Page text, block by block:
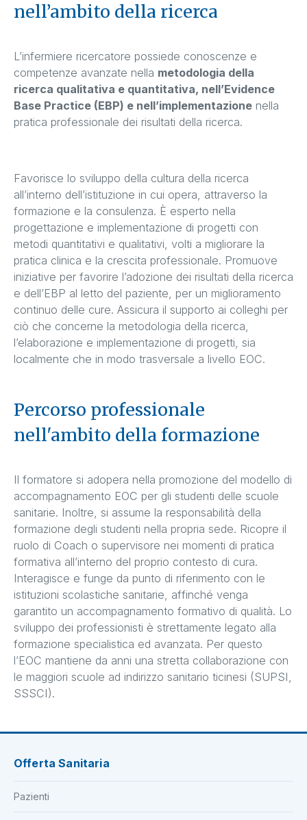
nell’ambito della ricerca
L’infermiere ricercatore possiede conoscenze e
competenze avanzate nella metodologia della
ricerca qualitativa e quantitativa, nell’Evidence
Base Practice (EBP) e nell’implementazione nella
pratica professionale dei risultati della ricerca.
Favorisce lo sviluppo della cultura della ricerca
all’interno dell’istituzione in cui opera, attraverso la
formazione e la consulenza. È esperto nella
progettazione e implementazione di progetti con
metodi quantitativi e qualitativi, volti a migliorare la
pratica clinica e la crescita professionale. Promuove
iniziative per favorire l’adozione dei risultati della ricerca
e dell’EBP al letto del paziente, per un miglioramento
continuo delle cure. Assicura il supporto ai colleghi per
ciò che concerne la metodologia della ricerca,
l’elaborazione e implementazione di progetti, sia
localmente che in modo trasversale a livello EOC.
Percorso professionale
nell'ambito della formazione
Il formatore si adopera nella promozione del modello di
accompagnamento EOC per gli studenti delle scuole
sanitarie. Inoltre, si assume la responsabilità della
formazione degli studenti nella propria sede. Ricopre il
ruolo di Coach o supervisore nei momenti di pratica
formativa all’interno del proprio contesto di cura.
Interagisce e funge da punto di riferimento con le
istituzioni scolastiche sanitarie, affinché venga
garantito un accompagnamento formativo di qualità. Lo
sviluppo dei professionisti è strettamente legato alla
formazione specialistica ed avanzata. Per questo
l’EOC mantiene da anni una stretta collaborazione con
le maggiori scuole ad indirizzo sanitario ticinesi (SUPSI,
SSSCI).
Offerta Sanitaria
Pazienti